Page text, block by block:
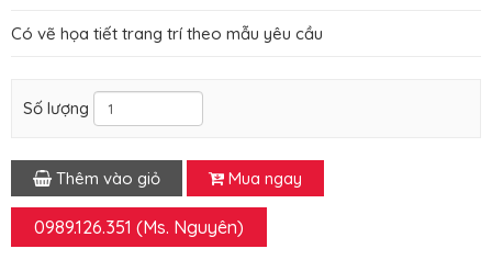
Có vẽ họa tiết trang trí theo mẫu yêu cầu
Số lượng
Thêm vào giỏ Mua ngay
0989.126.351 (Ms. Nguyên)